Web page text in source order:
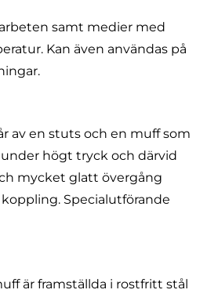
samt medier med
Kan även användas på
av en stuts och en muff som
högt tryck och därvid
mycket glatt övergång
Specialutförande
är framställda i rostfritt stål